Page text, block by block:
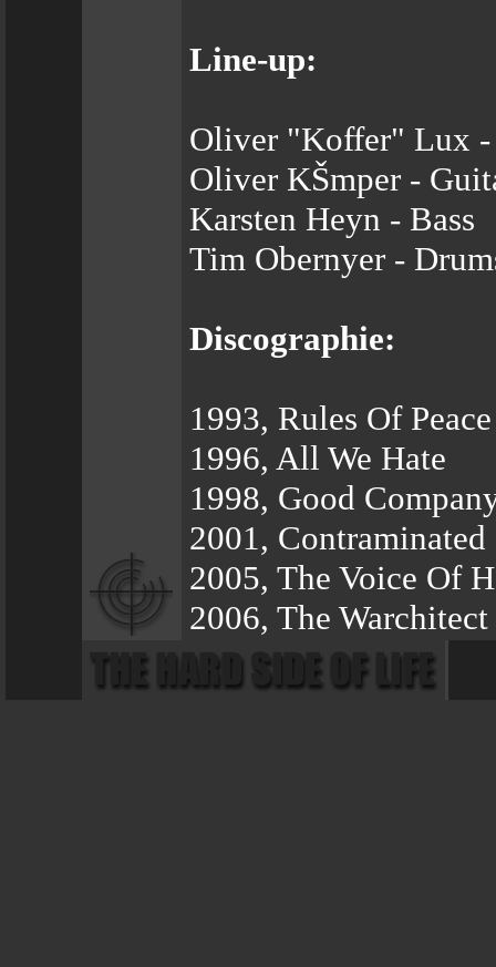
Line-up:
Oliver "Koffer" Lux -
Oliver KŠmper -
Karsten Heyn - Bass
Tim Obernyer -
Discographie:
1993, Rules Of Peace
1996, All We Hate
1998, Good
2001, Contraminated
2005, The Voice Of
2006, The Warchitect